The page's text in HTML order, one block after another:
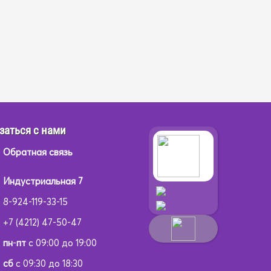
с нами
Обратная связь
Индустриальная 7
8-924-119-33-15
+7 (4212) 47-50-47
пн-птс 09:00 до 19:00
сбс 09:30 до 18:30